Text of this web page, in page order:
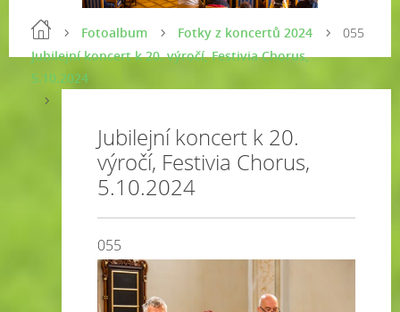
Fotoalbum
Fotky z koncertů 2024
Jubilejní koncert k 20. výročí, Festivia Chorus,
5.10.2024
055
Jubilejní koncert k 20.
výročí, Festivia Chorus,
5.10.2024
055